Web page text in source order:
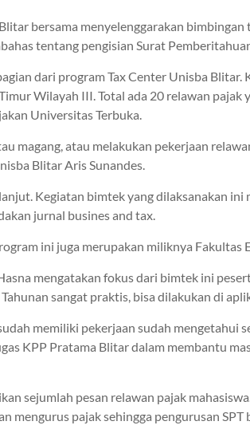
bersama menyelenggarakan
tentang pengisian Surat
dari program Tax Center Unisba
Wilayah III. Total ada 20 relawan
Universitas Terbuka.
magang, atau melakukan pekerjaan
Blitar Aris Sunandes.
Kegiatan bimtek yang dilaksanakan
jurnal busines and tax.
ini juga merupakan miliknya Fakultas
mengatakan fokus dari bimtek ini
sangat praktis, bisa dilakukan di
memiliki pekerjaan sudah mengetahui
KPP Pratama Blitar dalam membantu
sejumlah pesan relawan pajak
mengurus pajak sehingga pengurusan SPT